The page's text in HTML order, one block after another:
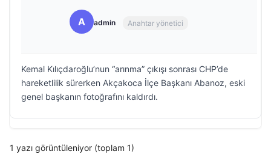
A admin Anahtar yönetici
Kemal Kılıçdaroğlu’nun “arınma” çıkışı sonrası CHP’de
hareketlilik sürerken Akçakoca İlçe Başkanı Abanoz, eski
genel başkanın fotoğrafını kaldırdı.
1 yazı görüntüleniyor (toplam 1)